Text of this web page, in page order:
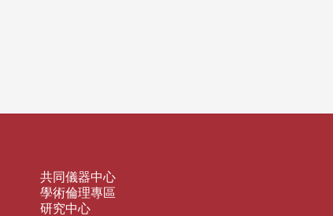
共同儀器中心
學術倫理專區
研究中心